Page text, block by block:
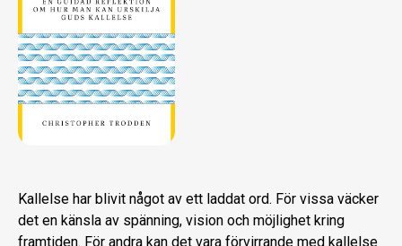
Kallelse har blivit något av ett laddat ord. För vissa väcker
det en känsla av spänning, vision och möjlighet kring
framtiden. För andra kan det vara förvirrande med kallelse